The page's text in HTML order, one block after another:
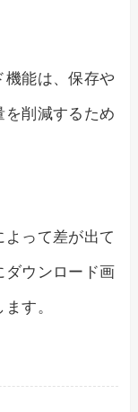
能は、保存や
削減するため
って差が出て
ダウンロード画
す。